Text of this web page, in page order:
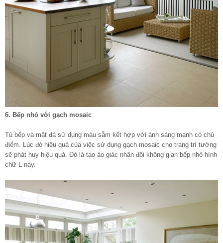
6. Bếp nhỏ với gạch mosaic
Tủ bếp và mặt đá sử dụng màu sẫm kết hợp với ánh sáng mạnh có chủ
điểm. Lúc đó hiệu quả của việc sử dụng gạch mosaic cho trang trí tường
sẽ phát huy hiệu quả. Đó là tạo ảo giác nhân đôi không gian bếp nhỏ hình
chữ L này.